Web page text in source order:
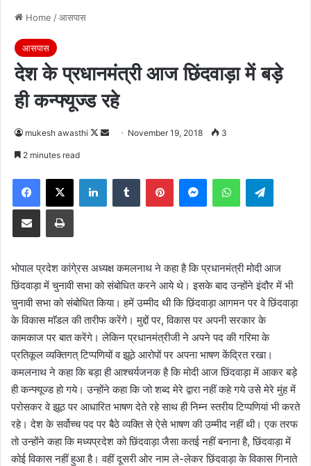
Home /आसपास
आसपास
देश के प्रधानमंत्री आज छिंदवाड़ा में बड़े
ही कन्फ्यूज्ड रहे
mukesh awasthi
Follow
Send November 19, 2018 3
2 minutes read
Facebook
X LinkedInTumblr PinterestMessengerWhatsApp
Share via Email Print
भोपाल प्रदेश कांगे्रस अध्यक्ष कमलनाथ ने कहा है कि प्रधानमंत्री मोदी आज
छिंदवाड़ा में चुनावी सभा को संबोधित करने आये थे। इसके बाद उन्होंने इंदौर में भी
चुनावी सभा को संबोधित किया। हमें उम्मीद थी कि छिंदवाड़ा आगमन पर वे छिंदवाड़ा
के विकास माॅडल की तारीफ करेंगे। मुद्दों पर, विकास पर अपनी सरकार के
कामकाज पर बात करेंगे। लेकिन प्रधानमंत्रीजी ने अपने पद की गरिमा के
प्रतिकूल व्यक्तिगत् टिप्पणियों व झूठे आरोपों पर अपना भाषण केंद्रित रखा।
कमलनाथ ने कहा कि बड़ा ही आश्चर्यजनक है कि मोदी आज छिंदवाड़ा में आकर बड़े
ही कन्फ्यूज्ड हो गये। उन्होंने कहा कि जो शब्द मेरे द्वारा नहीं कहे गये उसे मेरे मुंह में
परोसकर वे झूठ पर आधारित भाषण देते रहे साथ ही निम्न स्तरीय टिप्पणियां भी करते
रहे। देश के सर्वोच्च पद पर बैठे व्यक्ति से ऐसे भाषण की उम्मीद नहीं थी। एक तरफ
तो उन्होंने कहा कि मध्यप्रदेश को छिंदवाड़ा जैसा कतई नहीं बनाना है, छिंदवाड़ा में
कोई विकास नहीं हुआ है। वहीं दूसरी ओर नाम ले-लेकर छिंदवाड़ा के विकास गिनाते